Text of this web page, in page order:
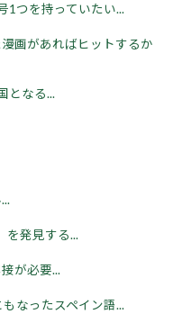
1つを持っていたい...
画があればヒットするか
となる...
を発見する...
が必要...
なったスペイン語...